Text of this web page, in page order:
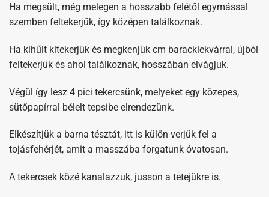
Ha megsült, még melegen a hosszabb felétől egymással
szemben feltekerjük, így középen találkoznak.
Ha kihűlt kitekerjük és megkenjük cm baracklekvárral, újból
feltekerjük és ahol találkoznak, hosszában elvágjuk.
Végül így lesz 4 pici tekercsünk, melyeket egy közepes,
sütőpapírral bélelt tepsibe elrendezünk.
Elkészítjük a barna tésztát, itt is külön verjük fel a
tojásfehérjét, amit a masszába forgatunk óvatosan.
A tekercsek közé kanalazzuk, jusson a tetejükre is.